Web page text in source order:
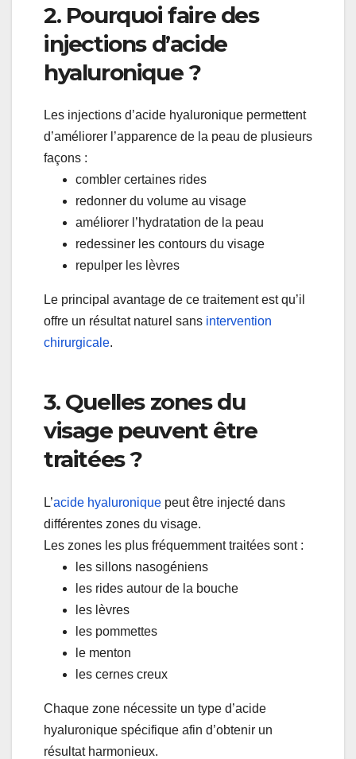
2. Pourquoi faire des
injections d’acide
hyaluronique ?
Les injections d’acide hyaluronique permettent
d’améliorer l’apparence de la peau de plusieurs
façons :
combler certaines rides
redonner du volume au visage
améliorer l’hydratation de la peau
redessiner les contours du visage
repulper les lèvres
Le principal avantage de ce traitement est qu’il
offre un résultat naturel sans intervention
chirurgicale.
3. Quelles zones du
visage peuvent être
traitées ?
L’acide hyaluronique peut être injecté dans
différentes zones du visage.
Les zones les plus fréquemment traitées sont :
les sillons nasogéniens
les rides autour de la bouche
les lèvres
les pommettes
le menton
les cernes creux
Chaque zone nécessite un type d’acide
hyaluronique spécifique afin d’obtenir un
résultat harmonieux.